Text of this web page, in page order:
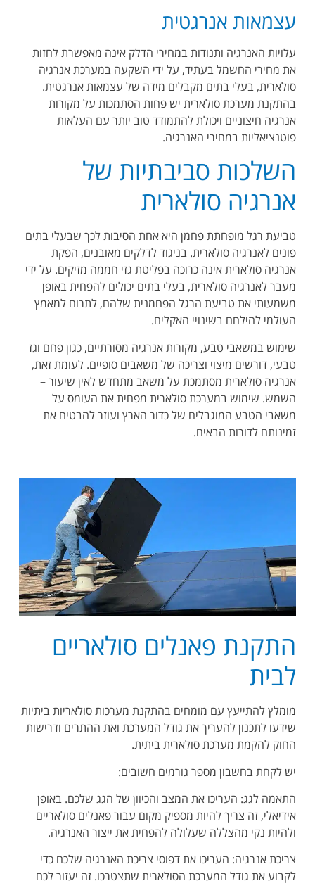
עצמאות אנרגטית
עלויות האנרגיה ותנודות במחירי הדלק אינה מאפשרת לחזות
את מחירי החשמל בעתיד, על ידי השקעה במערכת אנרגיה
סולארית, בעלי בתים מקבלים מידה של עצמאות אנרגטית.
בהתקנת מערכת סולארית יש פחות הסתמכות על מקורות
אנרגיה חיצוניים ויכולת להתמודד טוב יותר עם העלאות
פוטנציאליות במחירי האנרגיה.
השלכות סביבתיות של
אנרגיה סולארית
טביעת רגל מופחתת פחמן היא אחת הסיבות לכך שבעלי בתים
פונים לאנרגיה סולארית. בניגוד לדלקים מאובנים, הפקת
אנרגיה סולארית אינה כרוכה בפליטת גזי חממה מזיקים. על ידי
מעבר לאנרגיה סולארית, בעלי בתים יכולים להפחית באופן
משמעותי את טביעת הרגל הפחמנית שלהם, לתרום למאמץ
העולמי להילחם בשינויי האקלים.
שימוש במשאבי טבע, מקורות אנרגיה מסורתיים, כגון פחם וגז
טבעי, דורשים מיצוי וצריכה של משאבים סופיים. לעומת זאת,
אנרגיה סולארית מסתמכת על משאב מתחדש לאין שיעור –
השמש. שימוש במערכת סולארית מפחית את העומס על
משאבי הטבע המוגבלים של כדור הארץ ועוזר להבטיח את
זמינותם לדורות הבאים.
התקנת פאנלים סולאריים
לבית
מומלץ להתייעץ עם מומחים בהתקנת מערכות סולאריות ביתיות
שידעו לתכנון להעריך את גודל המערכת ואת ההתרים ודרישות
החוק להקמת מערכת סולארית ביתית.
יש לקחת בחשבון מספר גורמים חשובים:
התאמה לגג: העריכו את המצב והכיוון של הגג שלכם. באופן
אידיאלי, זה צריך להיות מספיק מקום עבור פאנלים סולאריים
ולהיות נקי מהצללה שעלולה להפחית את ייצור האנרגיה.
צריכת אנרגיה: העריכו את דפוסי צריכת האנרגיה שלכם כדי
לקבוע את גודל המערכת הסולארית שתצטרכו. זה יעזור לכם